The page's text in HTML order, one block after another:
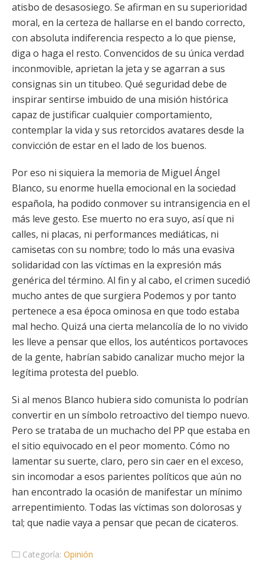
atisbo de desasosiego. Se afirman en su superioridad
moral, en la certeza de hallarse en el bando correcto,
con absoluta indiferencia respecto a lo que piense,
diga o haga el resto. Convencidos de su única verdad
inconmovible, aprietan la jeta y se agarran a sus
consignas sin un titubeo. Qué seguridad debe de
inspirar sentirse imbuido de una misión histórica
capaz de justificar cualquier comportamiento,
contemplar la vida y sus retorcidos avatares desde la
convicción de estar en el lado de los buenos.
Por eso ni siquiera la memoria de Miguel Ángel
Blanco, su enorme huella emocional en la sociedad
española, ha podido conmover su intransigencia en el
más leve gesto. Ese muerto no era suyo, así que ni
calles, ni placas, ni performances mediáticas, ni
camisetas con su nombre; todo lo más una evasiva
solidaridad con las víctimas en la expresión más
genérica del término. Al fin y al cabo, el crimen sucedió
mucho antes de que surgiera Podemos y por tanto
pertenece a esa época ominosa en que todo estaba
mal hecho. Quizá una cierta melancolía de lo no vivido
les lleve a pensar que ellos, los auténticos portavoces
de la gente, habrían sabido canalizar mucho mejor la
legítima protesta del pueblo.
Si al menos Blanco hubiera sido comunista lo podrían
convertir en un símbolo retroactivo del tiempo nuevo.
Pero se trataba de un muchacho del PP que estaba en
el sitio equivocado en el peor momento. Cómo no
lamentar su suerte, claro, pero sin caer en el exceso,
sin incomodar a esos parientes políticos que aún no
han encontrado la ocasión de manifestar un mínimo
arrepentimiento. Todas las víctimas son dolorosas y
tal; que nadie vaya a pensar que pecan de cicateros.
Categoría: Opinión